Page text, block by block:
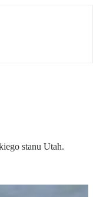
stanu Utah.